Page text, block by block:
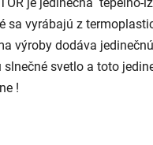
sa vyrábajú z
výroby dodáva
svetlo a toto
!